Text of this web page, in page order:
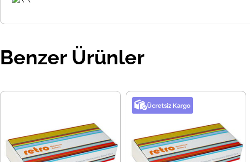
Benzer Ürünler
Ücretsiz Kargo